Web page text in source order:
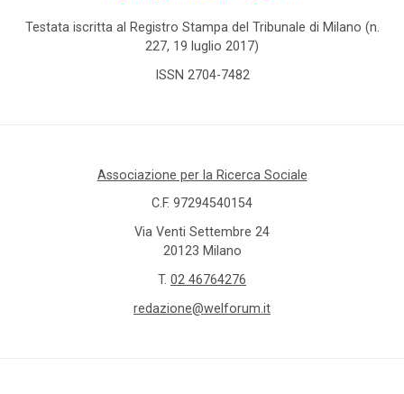
Testata iscritta al Registro Stampa del Tribunale di Milano (n.
227, 19 luglio 2017)
ISSN 2704-7482
Associazione per la Ricerca Sociale
C.F. 97294540154
Via Venti Settembre 24
20123 Milano
T. 02 46764276
redazione@welforum.it